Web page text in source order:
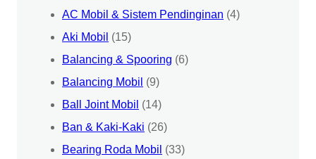
AC Mobil & Sistem Pendinginan (4)
Aki Mobil (15)
Balancing & Spooring (6)
Balancing Mobil (9)
Ball Joint Mobil (14)
Ban & Kaki-Kaki (26)
Bearing Roda Mobil (33)